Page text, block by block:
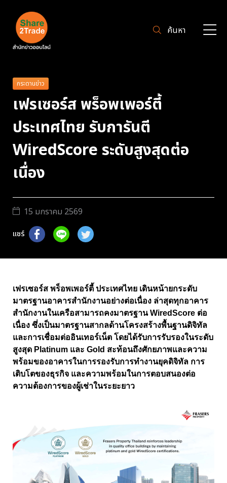
ค้นหา
กระดานข่าว
เฟรเซอร์ส พร็อพเพอร์ตี้
ประเทศไทย รับการันตี
WiredScore ระดับสูงสุดต่อ
เนื่อง
15 มกราคม 2569
แชร์
เฟรเซอร์ส พร็อพเพอร์ตี้ ประเทศไทย เดินหน้ายกระดับ
มาตรฐานอาคารสำนักงานอย่างต่อเนื่อง ล่าสุดทุกอาคาร
สำนักงานในเครือสามารถคงมาตรฐานWiredScore ต่อ
เนื่อง ซึ่งเป็นมาตรฐานสากลด้านโครงสร้างพื้นฐานดิจิทัล
และการเชื่อมต่ออินเทอร์เน็ต โดยได้รับการรับรองในระดับ
สูงสุด Platinum และ Gold สะท้อนถึงศักยภาพและความ
พร้อมของอาคารในการรองรับการทำงานยุคดิจิทัล การ
เติบโตของธุรกิจ และความพร้อมในการตอบสนองต่อ
ความต้องการของผู้เช่าในระยะยาว